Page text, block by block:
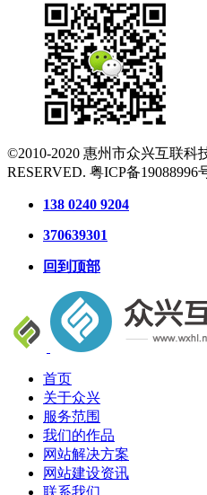
©2010-2020 惠州市众兴互联科
RESERVED. 粤ICP备19088996
138 0240 9204
370639301
回到顶部
首页
关于众兴
服务范围
我们的作品
网站解决方案
网站建设资讯